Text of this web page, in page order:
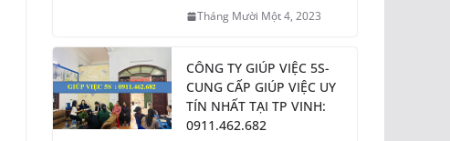
Tháng Mười Một 4, 2023
CÔNG TY GIÚP VIỆC 5S-
CUNG CẤP GIÚP VIỆC UY
TÍN NHẤT TẠI TP VINH:
0911.462.682